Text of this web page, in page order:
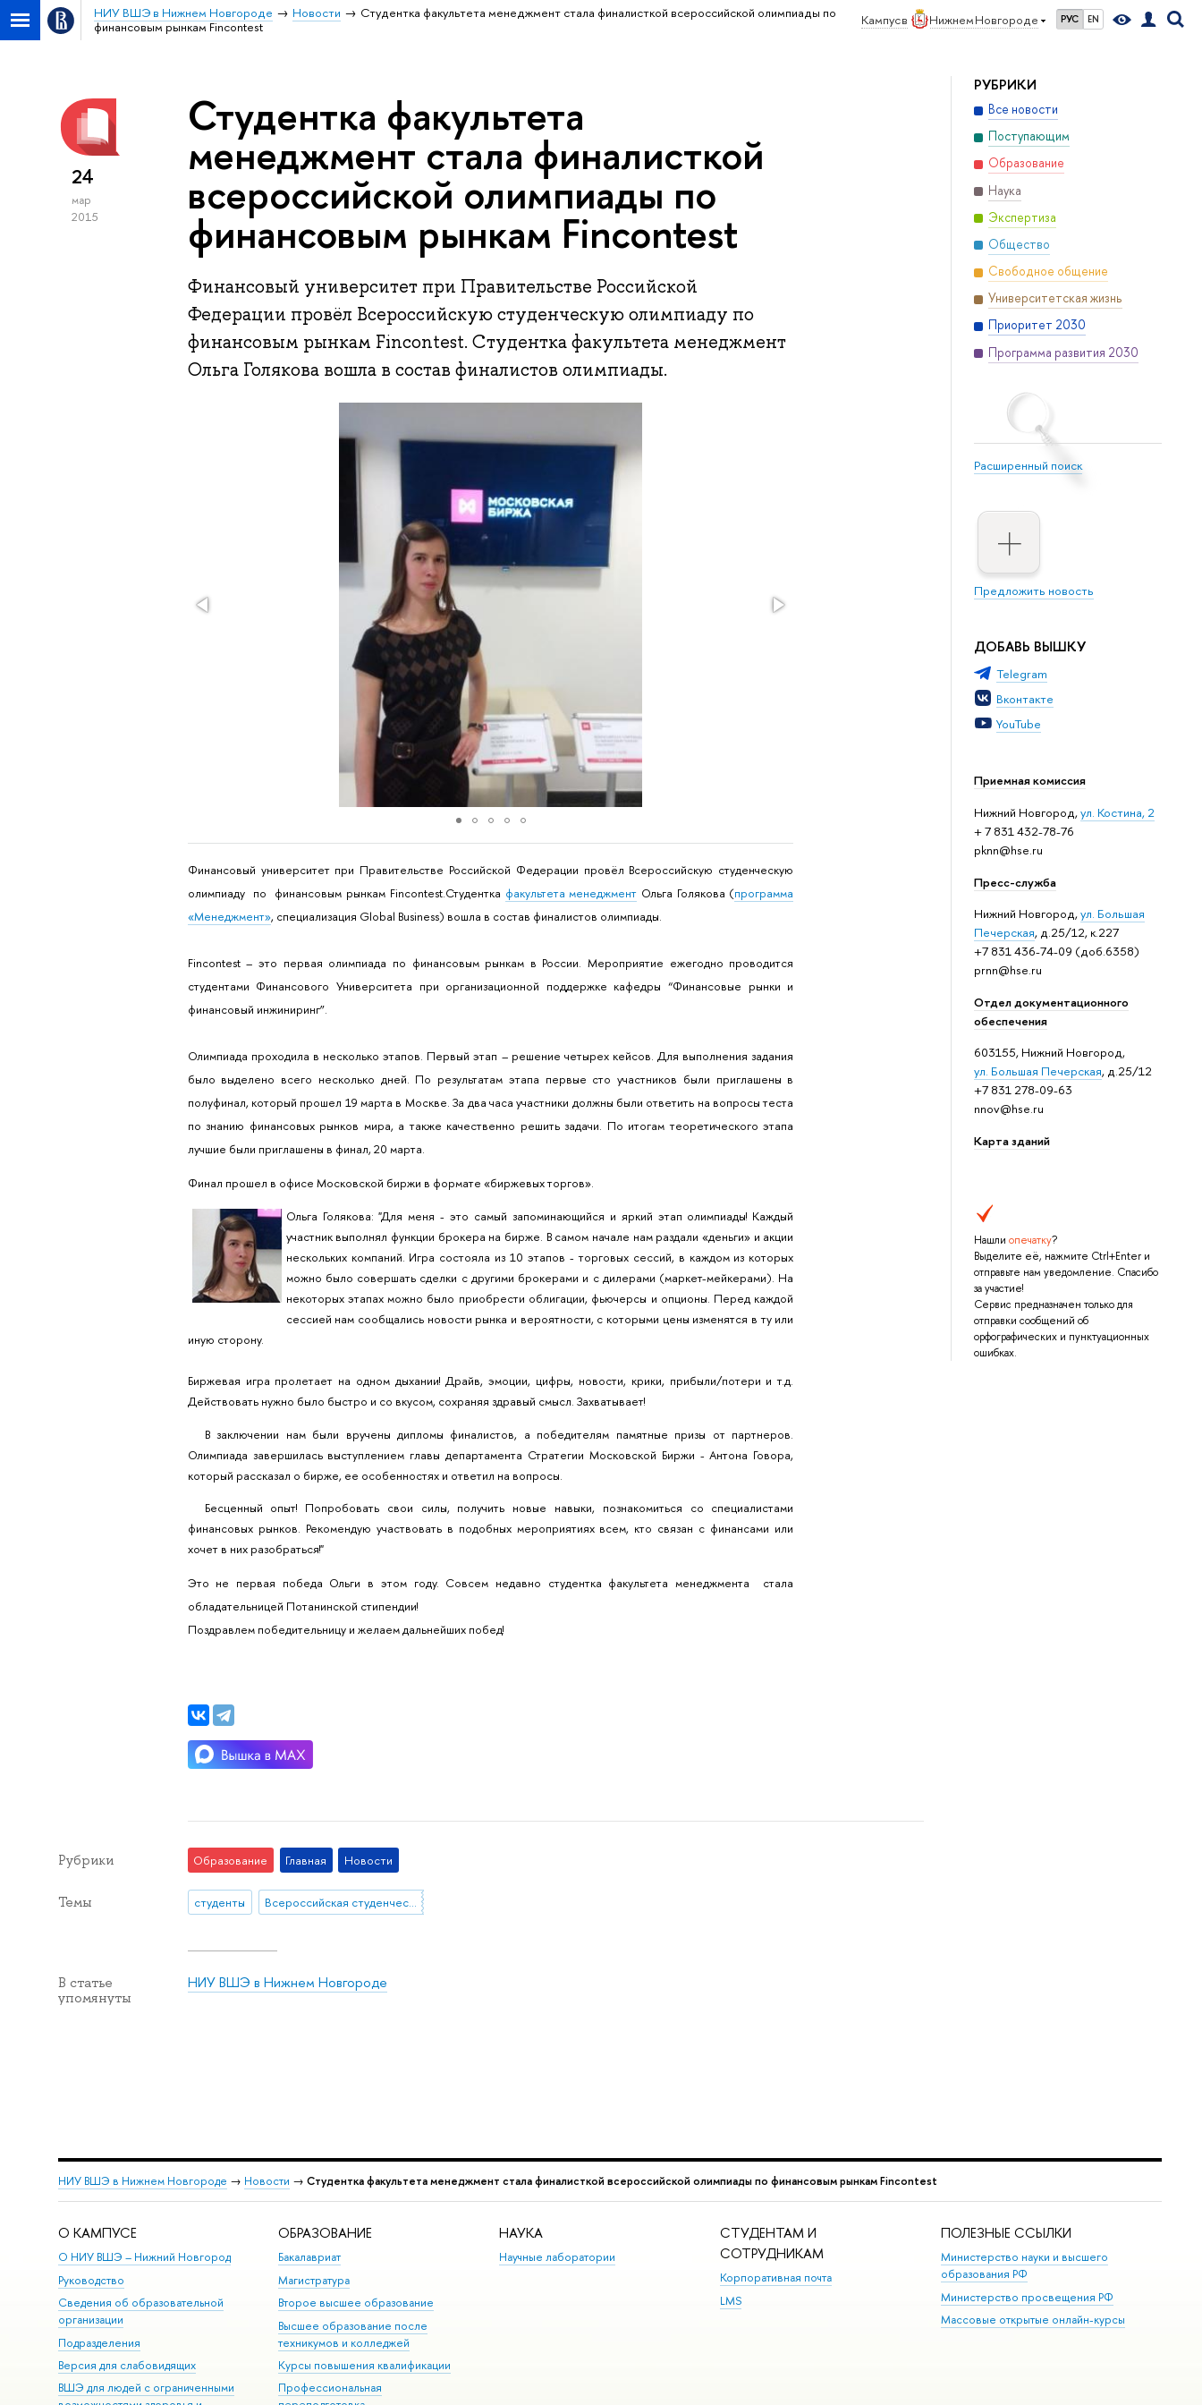
Кампус в Нижнем Новгороде РУС EN
НИУ ВШЭ в Нижнем Новгороде Новости
Студентка факультета менеджмент стала финалисткой всероссийской олимпиады по
финансовым рынкам Fincontest
РУБРИКИ
Все новости
Поступающим
Образование
Наука
Экспертиза
Общество
Свободное общение
Университетская жизнь
Приоритет 2030
Программа развития 2030
Расширенный поиск
Предложить новость
ДОБАВЬ ВЫШКУ
Telegram
Вконтакте
YouTube
Приемная комиссия
Нижний Новгород,ул. Костина, 2
+ 7 831 432-78-76
pknn@hse.ru
Пресс-служба
Нижний Новгород,ул. Большая
Печерская, д.25/12, к.227
+7 831 436-74-09 (доб.6358)
prnn@hse.ru
Отдел документационного
обеспечения
603155, Нижний Новгород,
ул. Большая Печерская, д.25/12
+7 831 278-09-63
nnov@hse.ru
Карта зданий
Нашли опечатку?
Выделите её, нажмите Ctrl+Enter и
отправьте нам уведомление. Спасибо
за участие!
Сервис предназначен только для
отправки сообщений об
орфографических и пунктуационных
ошибках.
24
мар
2015
Студентка факультета
менеджмент стала финалисткой
всероссийской олимпиады по
финансовым рынкам Fincontest
Финансовый университет при Правительстве Российской
Федерации провёл Всероссийскую студенческую олимпиаду по
финансовым рынкам Fincontest. Студентка факультета менеджмент
Ольга Голякова вошла в состав финалистов олимпиады.
Финансовый университет при Правительстве Российской Федерации провёл Всероссийскую студенческую
олимпиаду по финансовым рынкам Fincontest.Студентка факультета менеджмент Ольга Голякова (программа
«Менеджмент», специализация Global Business) вошла в состав финалистов олимпиады.
Fincontest – это первая олимпиада по финансовым рынкам в России. Мероприятие ежегодно проводится
студентами Финансового Университета при организационной поддержке кафедры “Финансовые рынки и
финансовый инжиниринг”.
Олимпиада проходила в несколько этапов. Первый этап – решение четырех кейсов. Для выполнения задания
было выделено всего несколько дней. По результатам этапа первые сто участников были приглашены в
полуфинал, который прошел 19 марта в Москве. За два часа участники должны были ответить на вопросы теста
по знанию финансовых рынков мира, а также качественно решить задачи. По итогам теоретического этапа
лучшие были приглашены в финал, 20 марта.
Финал прошел в офисе Московской биржи в формате «биржевых торгов».
Ольга Голякова: "Для меня - это самый запоминающийся и яркий этап олимпиады! Каждый
участник выполнял функции брокера на бирже. В самом начале нам раздали «деньги» и акции
нескольких компаний. Игра состояла из 10 этапов - торговых сессий, в каждом из которых
можно было совершать сделки с другими брокерами и с дилерами (маркет-мейкерами). На
некоторых этапах можно было приобрести облигации, фьючерсы и опционы. Перед каждой
сессией нам сообщались новости рынка и вероятности, с которыми цены изменятся в ту или
иную сторону.
Биржевая игра пролетает на одном дыхании! Драйв, эмоции, цифры, новости, крики, прибыли/потери и т.д.
Действовать нужно было быстро и со вкусом, сохраняя здравый смысл. Захватывает!
В заключении нам были вручены дипломы финалистов, а победителям памятные призы от партнеров.
Олимпиада завершилась выступлением главы департамента Стратегии Московской Биржи - Антона Говора,
который рассказал о бирже, ее особенностях и ответил на вопросы.
Бесценный опыт! Попробовать свои силы, получить новые навыки, познакомиться со специалистами
финансовых рынков. Рекомендую участвовать в подобных мероприятиях всем, кто связан с финансами или
хочет в них разобраться!"
Это не первая победа Ольги в этом году. Совсем недавно студентка факультета менеджмента стала
обладательницей Потанинской стипендии!
Поздравлем победительницу и желаем дальнейших побед!
Рубрики Образование Главная Новости
Темы студенты Всероссийская студенческая олимпиада
В статье
упомянуты
НИУ ВШЭ в Нижнем Новгороде
НИУ ВШЭ в Нижнем Новгороде → Новости → Студентка факультета менеджмент стала финалисткой всероссийской олимпиады по финансовым рынкам Fincontest
О КАМПУСЕ
О НИУ ВШЭ – Нижний Новгород
Руководство
Сведения об образовательной
организации
Подразделения
Версия для слабовидящих
ВШЭ для людей с ограниченными
ОБРАЗОВАНИЕ
Бакалавриат
Магистратура
Второе высшее образование
Высшее образование после
техникумов и колледжей
Курсы повышения квалификации
Профессиональная
НАУКА
Научные лаборатории
СТУДЕНТАМ И
СОТРУДНИКАМ
Корпоративная почта
LMS
ПОЛЕЗНЫЕ ССЫЛКИ
Министерство науки и высшего
образования РФ
Министерство просвещения РФ
Массовые открытые онлайн-курсы